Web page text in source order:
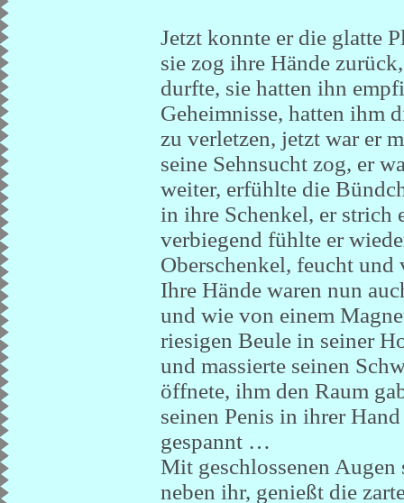
Jetzt konnte er die glatte
sie zog ihre Hände
durfte, sie hatten ihn
Geheimnisse, hatten ihm
zu verletzen, jetzt war er
seine Sehnsucht zog, er
weiter, erfühlte die
in ihre Schenkel, er strich
verbiegend fühlte er
Oberschenkel, feucht
Ihre Hände waren nun
und wie von einem
riesigen Beule in seiner
und massierte seinen
öffnete, ihm den Raum
seinen Penis in ihrer
gespannt …
Mit geschlossenen
neben ihr, genießt die